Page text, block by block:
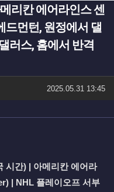
리칸 에어라인스 센
드먼턴, 원정에서 댈
러스, 홈에서 반격
작성일
2025.05.31 13:45
시간) | 아메리칸 에어라
| NHL 플레이오프 서부